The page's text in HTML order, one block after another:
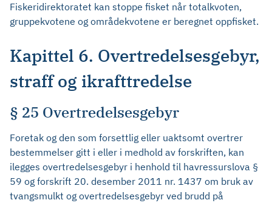
Fiskeridirektoratet kan stoppe fisket når totalkvoten,
gruppekvotene og områdekvotene er beregnet oppfisket.
Kapittel 6. Overtredelsesgebyr,
straff og ikrafttredelse
§ 25 Overtredelsesgebyr
Foretak og den som forsettlig eller uaktsomt overtrer
bestemmelser gitt i eller i medhold av forskriften, kan
ilegges overtredelsesgebyr i henhold til havressurslova §
59 og forskrift 20. desember 2011 nr. 1437 om bruk av
tvangsmulkt og overtredelsesgebyr ved brudd på